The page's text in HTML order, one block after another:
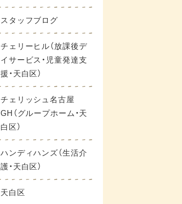
スタッフブログ
チェリーヒル（放課後デ
イサービス・児童発達支
援・天白区）
チェリッシュ名古屋
GH（グループホーム・天
白区）
ハンディハンズ（生活介
護・天白区）
天白区